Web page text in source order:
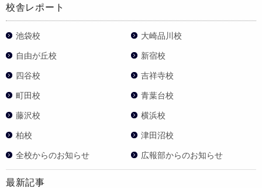
校舎レポート
池袋校 大崎品川校
自由が丘校 新宿校
四谷校 吉祥寺校
町田校 青葉台校
藤沢校 横浜校
柏校 津田沼校
全校からのお知らせ 広報部からのお知らせ
最新記事